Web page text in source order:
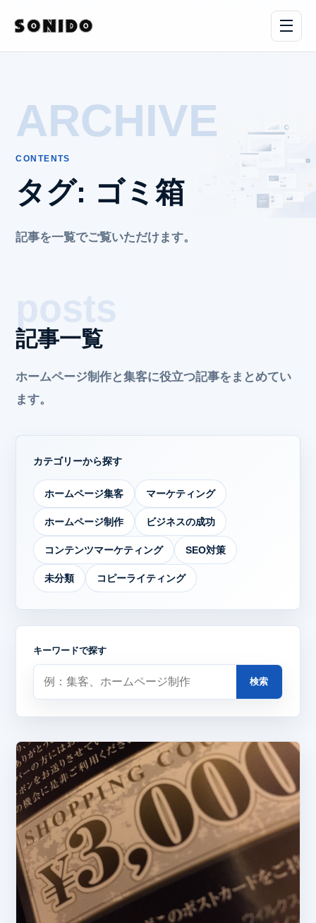
ARCHIVE
CONTENTS
タグ: ゴミ箱
記事を一覧でご覧いただけます。
記事一覧
ホームページ制作と集客に役立つ記事をまとめてい
ます。
カテゴリーから探す
ホームページ集客 マーケティング
ホームページ制作 ビジネスの成功
コンテンツマーケティング SEO対策
未分類 コピーライティング
キーワードで探す
検索